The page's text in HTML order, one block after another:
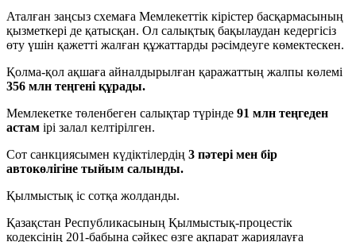
Аталған заңсыз схемаға Мемлекеттік кірістер басқармасының
қызметкері де қатысқан. Ол салықтық бақылаудан кедергісіз
өту үшін қажетті жалған құжаттарды рәсімдеуге көмектескен.
Қолма-қол ақшаға айналдырылған қаражаттың жалпы көлемі
356 млн теңгені құрады.
Мемлекетке төленбеген салықтар түрінде 91 млн теңгеден
астам ірі залал келтірілген.
Сот санкциясымен күдіктілердің 3 пәтері мен бір
автокөлігіне тыйым салынды.
Қылмыстық іс сотқа жолданды.
Қазақстан Республикасының Қылмыстық-процестік
кодексінің 201-бабына сәйкес өзге ақпарат жариялауға